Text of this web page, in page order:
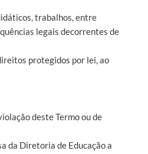
trabalhos, entre
legais decorrentes de
protegidos por lei, ao
deste Termo ou de
da Diretoria de Educação a